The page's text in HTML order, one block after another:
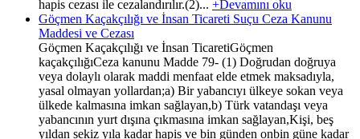
hapis cezası ile cezalandırılır.(2)... +Devamını oku
Göçmen Kaçakçılığı ve İnsan Ticareti Suçu Ceza Kanunu
Maddesi ve Cezası
Göçmen Kaçakçılığı ve İnsan TicaretiGöçmen
kaçakçılığıCeza kanunu Madde 79- (1) Doğrudan doğruya
veya dolaylı olarak maddi menfaat elde etmek maksadıyla,
yasal olmayan yollardan;a) Bir yabancıyı ülkeye sokan veya
ülkede kalmasına imkan sağlayan,b) Türk vatandaşı veya
yabancının yurt dışına çıkmasına imkan sağlayan,Kişi, beş
yıldan sekiz yıla kadar hapis ve bin günden onbin güne kadar